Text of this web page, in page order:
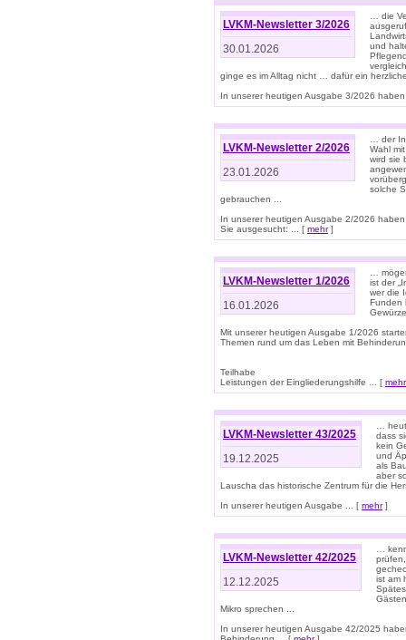
LVKM-Newsletter 3/2026
30.01.2026
… die
und
ginge es im Alltag nicht … dafür ein
In unserer heutigen Ausgabe 3/2026
LVKM-Newsletter 2/2026
23.01.2026
… der
Wahl
wird sie
solche
gebrauchen ...
In unserer heutigen Ausgabe 2/2026
Sie ausgesucht: ... [ mehr]
LVKM-Newsletter 1/2026
16.01.2026
…
ist der
wer die
Funden
Mit unserer heutigen Ausgabe 1/2026
Themen rund um das Leben mit
Teilhabe
Leistungen der Eingliederungshilfe ... [ mehr
LVKM-Newsletter 43/2025
19.12.2025
…
dass
kein
und
als
aber
Lauscha das historische Zentrum für die
In unserer heutigen Ausgabe ... [ mehr]
LVKM-Newsletter 42/2025
12.12.2025
…
ist am
Mikro sprechen ...
In unserer heutigen Ausgabe 42/2025